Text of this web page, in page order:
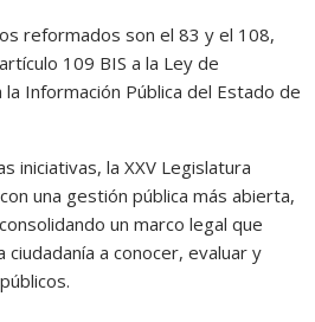
reformados son el 83 y el 108,
109 BIS a la Ley de
Información Pública del Estado de
iniciativas, la XXV Legislatura
una gestión pública más abierta,
un marco legal que
a conocer, evaluar y